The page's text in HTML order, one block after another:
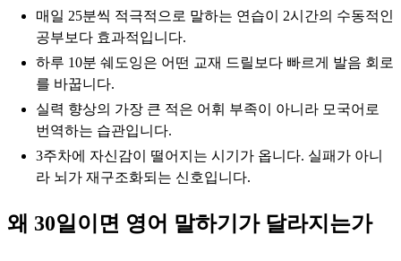
매일 25분씩 적극적으로 말하는 연습이 2시간의 수동적인
공부보다 효과적입니다.
하루 10분 쉐도잉은 어떤 교재 드릴보다 빠르게 발음 회로
를 바꿉니다.
실력 향상의 가장 큰 적은 어휘 부족이 아니라 모국어로
번역하는 습관입니다.
3주차에 자신감이 떨어지는 시기가 옵니다. 실패가 아니
라 뇌가 재구조화되는 신호입니다.
왜 30일이면 영어 말하기가 달라지는가